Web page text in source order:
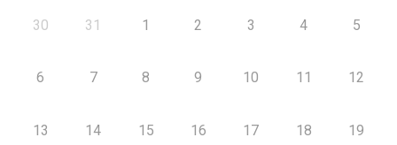
30 31 1 2 3 4 5
6 7 8 9 10 11 12
13 14 15 16 17 18 19